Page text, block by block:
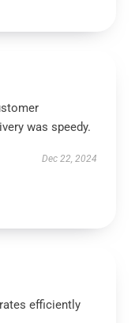
was speedy.
Dec 22, 2024
efficiently